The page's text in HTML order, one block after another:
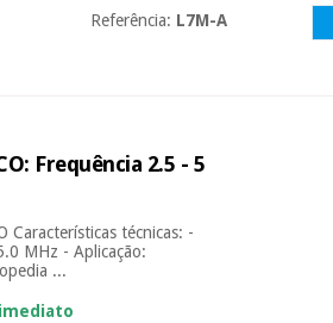
Referência: L7M-A
Frequência 2.5 - 5
Características técnicas: -
MHz - Aplicação:
...